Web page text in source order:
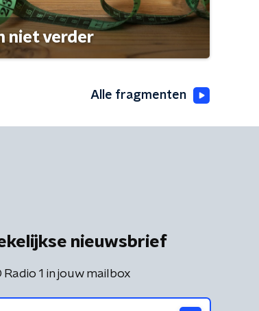
niet verder
Alle fragmenten
nieuwsbrief
1 in jouw mailbox